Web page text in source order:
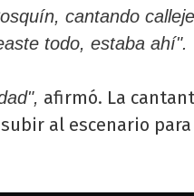
cantando
todo, estaba ahí".
afirmó. La
al escenario